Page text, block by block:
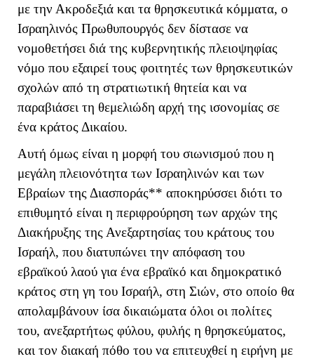
με την Ακροδεξιά και τα θρησκευτικά κόμματα, ο
Ισραηλινός Πρωθυπουργός δεν δίστασε να
νομοθετήσει διά της κυβερνητικής πλειοψηφίας
νόμο που εξαιρεί τους φοιτητές των θρησκευτικών
σχολών από τη στρατιωτική θητεία και να
παραβιάσει τη θεμελιώδη αρχή της ισονομίας σε
ένα κράτος Δικαίου.
Αυτή όμως είναι η μορφή του σιωνισμού που η
μεγάλη πλειονότητα των Ισραηλινών και των
Εβραίων της Διασποράς** αποκηρύσσει διότι το
επιθυμητό είναι η περιφρούρηση των αρχών της
Διακήρυξης της Ανεξαρτησίας του κράτους του
Ισραήλ, που διατυπώνει την απόφαση του
εβραϊκού λαού για ένα εβραϊκό και δημοκρατικό
κράτος στη γη του Ισραήλ, στη Σιών, στο οποίο θα
απολαμβάνουν ίσα δικαιώματα όλοι οι πολίτες
του, ανεξαρτήτως φύλου, φυλής η θρησκεύματος,
και τον διακαή πόθο του να επιτευχθεί η ειρήνη με